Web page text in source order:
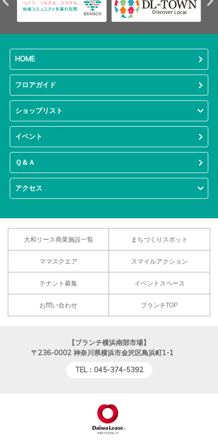
HOME
フロアガイド
ショップリスト
イベント
Ｑ＆Ａ
アクセス
大和リース商業施設一覧 まちづくりスポット
ママスクエア スマイルアクション
テナント募集 イベントスペース
お問い合わせ ブランチTOP
【ブランチ横浜南部市場】
〒236-0002 神奈川県横浜市金沢区鳥浜町1-1
TEL：045-374-5392